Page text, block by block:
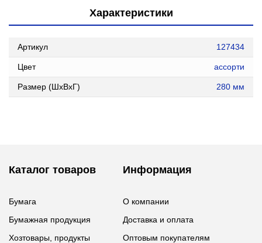
Характеристики
Артикул 127434
Цвет ассорти
Размер (ШxВxГ) 280 мм
Каталог товаров
Бумага
Бумажная продукция
Хозтовары, продукты
Информация
О компании
Доставка и оплата
Оптовым покупателям